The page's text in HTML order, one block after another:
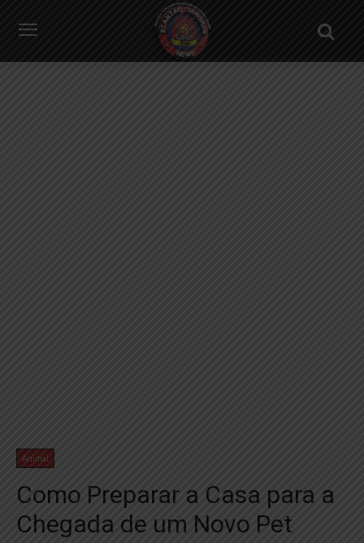
Animal
Como Preparar a Casa para a
Chegada de um Novo Pet